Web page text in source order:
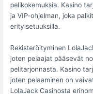
pelikokemuksia. Kasino
ja VIP-ohjelman, joka
erityisetuuksilla.
Rekisteröityminen
joten pelaajat pääsevät
pelitarjonnasta. Kasino
joten pelaaminen on
LolaJack Casinosta